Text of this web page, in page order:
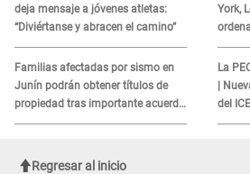
deja mensaje a jóvenes atletas:
“Diviértanse y abracen el camino”
Familias afectadas por sismo en
Junín podrán obtener títulos de
propiedad tras importante acuerdo
de Cofopri
York,
La
|
del
Regresar al inicio